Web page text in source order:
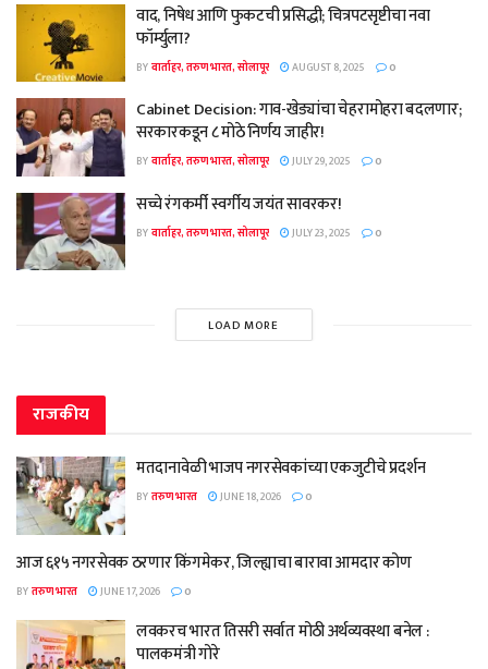
वाद, निषेध आणि फुकटची प्रसिद्धी; चित्रपटसृष्टीचा नवा
फॉर्म्युला?
BYवार्ताहर, तरुण भारत, सोलापूर AUGUST 8, 2025 0
Cabinet Decision: गाव-खेड्यांचा चेहरामोहरा बदलणार;
सरकारकडून ८ मोठे निर्णय जाहीर!
BYवार्ताहर, तरुण भारत, सोलापूर JULY 29, 2025 0
सच्चे रंगकर्मी स्वर्गीय जयंत सावरकर!
BYवार्ताहर, तरुण भारत, सोलापूर JULY 23, 2025 0
LOAD MORE
राजकीय
मतदानावेळी भाजप नगरसेवकांच्या एकजुटीचे प्रदर्शन
BYतरुण भारत JUNE 18, 2026 0
आज ६१५ नगरसेवक ठरणार किंगमेकर, जिल्ह्याचा बारावा आमदार कोण
BYतरुण भारत JUNE 17, 2026 0
लवकरच भारत तिसरी सर्वात मोठी अर्थव्यवस्था बनेल :
पालकमंत्री गोरे